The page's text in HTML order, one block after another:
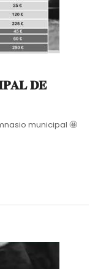
𝐃𝐄
municipal 🤩